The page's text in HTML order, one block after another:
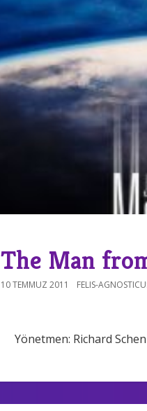
The Man
10 TEMMUZ 2011 FELIS-
Yönetmen: Richard